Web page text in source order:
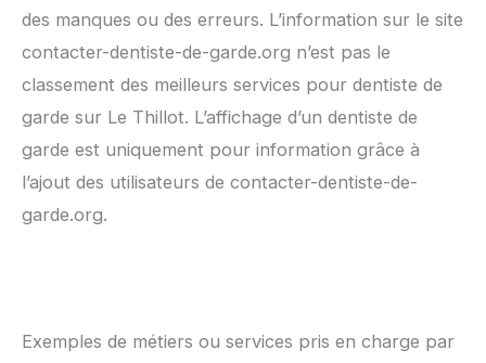
des manques ou des erreurs. L’information sur le site
contacter-dentiste-de-garde.org n’est pas le
classement des meilleurs services pour dentiste de
garde sur Le Thillot. L’affichage d’un dentiste de
garde est uniquement pour information grâce à
l’ajout des utilisateurs de contacter-dentiste-de-
garde.org.
Exemples de métiers ou services pris en charge par